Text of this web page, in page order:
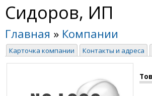
Сидоров, ИП
Главная » Компании
Карточка компании Контакты и адреса